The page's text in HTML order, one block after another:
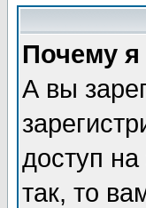
Почему я
А вы
доступ
так, то